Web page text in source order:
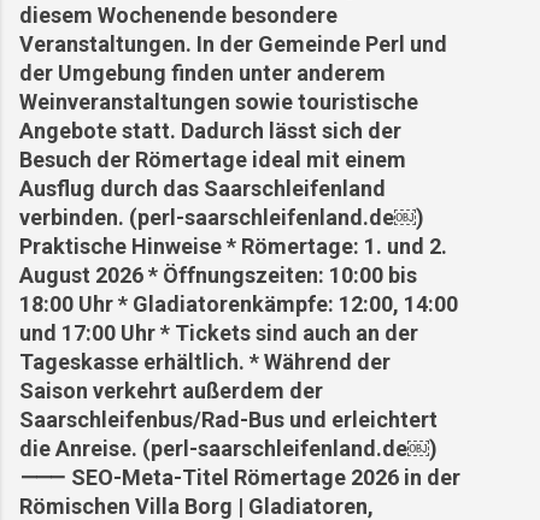
diesem Wochenende besondere
Veranstaltungen. In der Gemeinde Perl und
der Umgebung finden unter anderem
Weinveranstaltungen sowie touristische
Angebote statt. Dadurch lässt sich der
Besuch der Römertage ideal mit einem
Ausflug durch das Saarschleifenland
verbinden. (perl-saarschleifenland.de⁠￼)
Praktische Hinweise * Römertage: 1. und 2.
August 2026 * Öffnungszeiten: 10:00 bis
18:00 Uhr * Gladiatorenkämpfe: 12:00, 14:00
und 17:00 Uhr * Tickets sind auch an der
Tageskasse erhältlich. * Während der
Saison verkehrt außerdem der
Saarschleifenbus/Rad-Bus und erleichtert
die Anreise. (perl-saarschleifenland.de⁠￼)
⸻ SEO-Meta-Titel Römertage 2026 in der
Römischen Villa Borg | Gladiatoren,